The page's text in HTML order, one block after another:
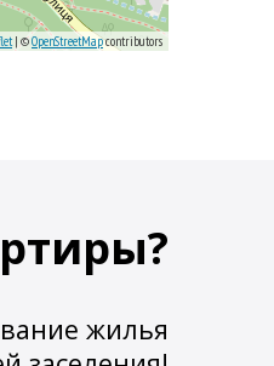
| ©OpenStreetMapcontributors
жилья